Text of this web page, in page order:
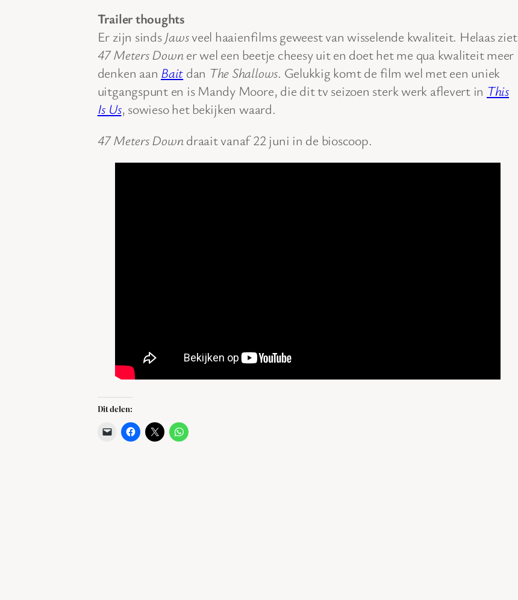
Trailer thoughts
Er zijn sinds Jawsveel haaienfilms geweest van wisselende kwaliteit. Helaas ziet
47 Meters Downer wel een beetje cheesy uit en doet het me qua kwaliteit meer
denken aan Bait dan The Shallows. Gelukkig komt de film wel met een uniek
uitgangspunt en is Mandy Moore, die dit tv seizoen sterk werk aflevert in This
Is Us, sowieso het bekijken waard.
47 Meters Downdraait vanaf 22 juni in de bioscoop.
Dit delen: